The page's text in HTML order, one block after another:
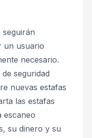
seguirán
un usuario
necesario.
seguridad
nuevas estafas
las estafas
escaneo
su dinero y su